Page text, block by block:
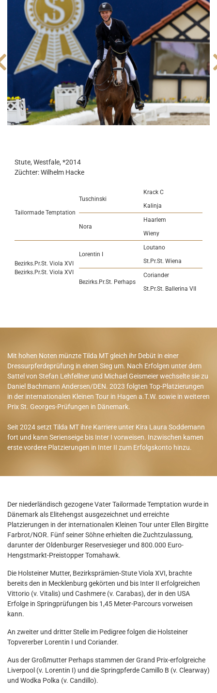
Stute, Westfale, *2014
Züchter: Wilhelm Hacke
Tailormade Temptation
Tuschinski
Krack C
Kalinja
Nora
Haarlem
Wieny
Bezirks.Pr.St. Viola XVI
Bezirks.Pr.St. Viola XVI
Lorentin I
Loutano
St.Pr.St. Wiena
Bezirks.Pr.St. Perhaps
Coriander
St.Pr.St. Ballerina VII
Mit hohen Noten münzte Tilda MT gleich ihr Debüt in einer
Dressurpferdeprüfung in einen Sieg um. Nach Erfolgen unter dem
Sattel von Stefan Lehfellner und Michael Geismeier wechselte sie zu
Daniel Bachmann Andersen/DEN. 2023 folgten Top-Platzierungen
in der internationalen Kleinen Tour in Hagen a.T.W. sowie in weiteren
Prix St. Georges-Prüfungen in Dänemark.
Seit 2024 setzt Tilda MT ihre Karriere unter Kira Laura Soddemann
fort und kann Serienseige bis Inter I vorweisen. Inzwischen kamen
erste vordere Platzierungen in Inter II zum Erfolgskonto hinzu.
Der niederländisch gezogene Vater Tailormade Temptation wurde in
Dänemark als Elitehengst ausgezeichnet und erreichte
Platzierungen in der internationalen Kleinen Tour unter Ellen Birgitte
Farbrot/NOR. Fünf seiner Söhne erhielten die Zuchtzulassung,
darunter der Oldenburger Reservesieger und 800.000 Euro-
Hengstmarkt-Preistopper Tomahawk.
Die Holsteiner Mutter, Bezirksprämien-Stute Viola XVI, brachte
bereits den in Mecklenburg gekörten und bis Inter II erfolgreichen
Vittorio (v. Vitalis) und Cashmere (v. Carabas), der in den USA
Erfolge in Springprüfungen bis 1,45 Meter-Parcours vorweisen
kann.
An zweiter und dritter Stelle im Pedigree folgen die Holsteiner
Topvererber Lorentin I und Coriander.
Aus der Großmutter Perhaps stammen der Grand Prix-erfolgreiche
Liverpool (v. Lorentin I) und die Springpferde Camillo B (v. Clearway)
und Wodka Polka (v. Candillo).